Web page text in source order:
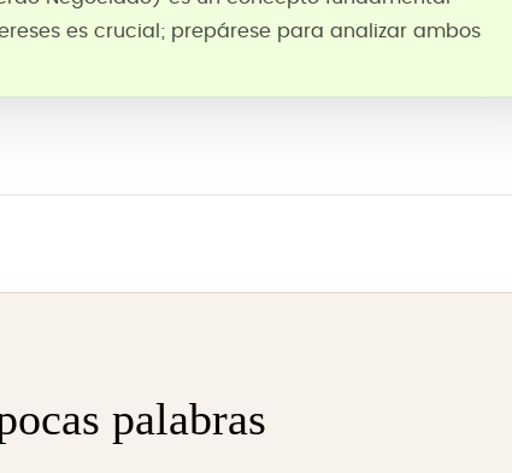
es crucial; prepárese para analizar ambos
palabras